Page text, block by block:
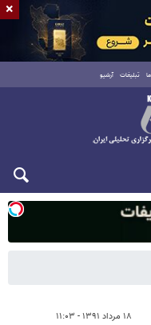
تبلیغات آرشیو
۱۸ مرداد ۱۳۹۱ - ۱۱:۰۳
×